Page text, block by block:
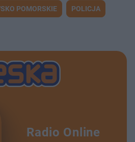
POMORSKIE POLICJA
Radio Online